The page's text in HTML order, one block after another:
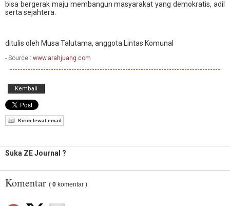
bisa bergerak maju membangun masyarakat yang demokratis, adil
serta sejahtera.
ditulis oleh Musa Talutama, anggota Lintas Komunal
- Source : www.arahjuang.com
Kembali
Kirim lewat email
Suka ZE Journal ?
Komentar ( 0 komentar )